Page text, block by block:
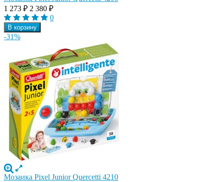
1 273 ₽ 2 380 ₽
0
В корзину
-31%
Мозаика Pixel Junior Quercetti 4210